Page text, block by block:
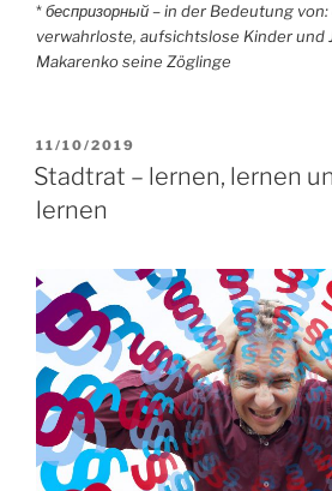
*беспризорный –in der Bedeutung von:
verwahrloste, aufsichtslose Kinder und
Makarenko seine Zöglinge
VERÖFFENTLICHT
AM
11/10/2019
Stadtrat – lernen, lernen
lernen